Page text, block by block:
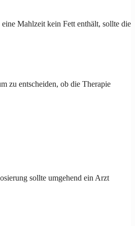
Mahlzeit kein Fett enthält, sollte die
zu entscheiden, ob die Therapie
sollte umgehend ein Arzt